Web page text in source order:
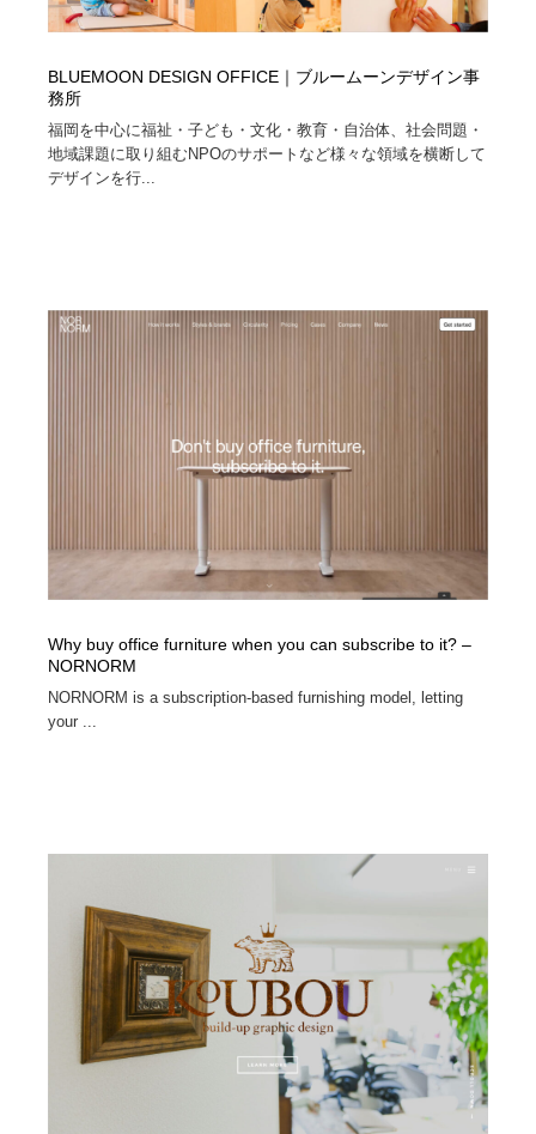
BLUEMOON DESIGN OFFICE｜ブルームーンデザイン事
務所
福岡を中心に福祉・子ども・文化・教育・自治体、社会問題・
地域課題に取り組むNPOのサポートなど様々な領域を横断して
デザインを行...
Why buy office furniture when you can subscribe to it? –
NORNORM
NORNORM is a subscription-based furnishing model, letting
your ...